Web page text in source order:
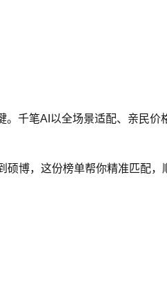
。千笔AI以全场景适配、亲民
博，这份榜单帮你精准匹配，